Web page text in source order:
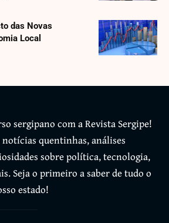
das Novas
Local
sergipano com a Revista Sergipe!
quentinhas, análises
sobre política, tecnologia,
Seja o primeiro a saber de tudo o
estado!